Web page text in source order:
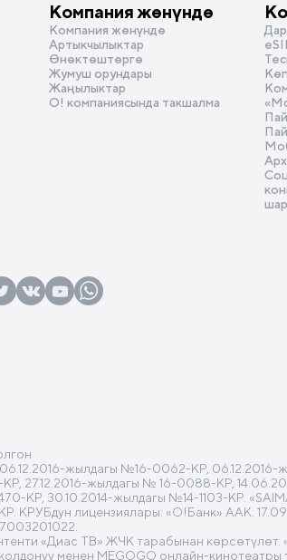
Компания жөнүндө
Компания жөнүндө
Артыкчылыктар
Өнөктөштөргө
Жумуш орундары
Жаңылыктар
О! компаниясында такшалма
жылдагы №16-0062-КР, 06.12.2016-
КР, 27.12.2016-жылдагы № 16-0088-КР,
КР, 30.10.2014-жылдагы №14-1103-КР.
КРУБдун лицензиялары: «О!Банк» ААК:
«Диас ТВ» ЖЧК тарабынан
менен MEGOGO онлайн-кинотеатры